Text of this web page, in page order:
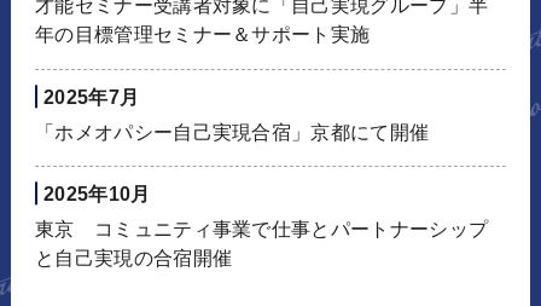
才能セミナー受講者対象に「自己実現グループ」半
年の目標管理セミナー＆サポート実施
2025年7月
「ホメオパシー自己実現合宿」京都にて開催
2025年10月
東京 コミュニティ事業で仕事とパートナーシップ
と自己実現の合宿開催